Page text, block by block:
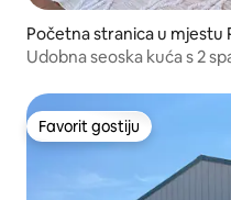
Početna stranica u mjestu
Udobna seoska kuća s 2
Favorit gostiju
Favorit gostiju